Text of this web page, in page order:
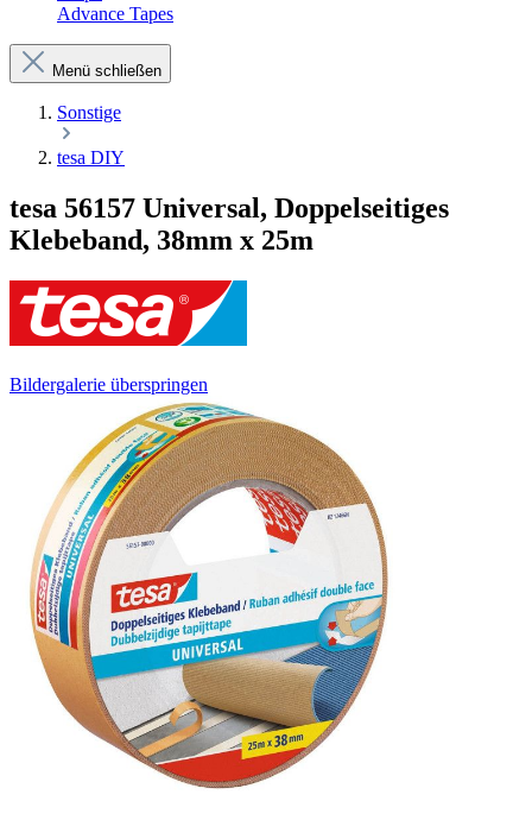
Advance Tapes
Menü schließen
Sonstige
tesa DIY
tesa 56157 Universal, Doppelseitiges
Klebeband, 38mm x 25m
Bildergalerie überspringen